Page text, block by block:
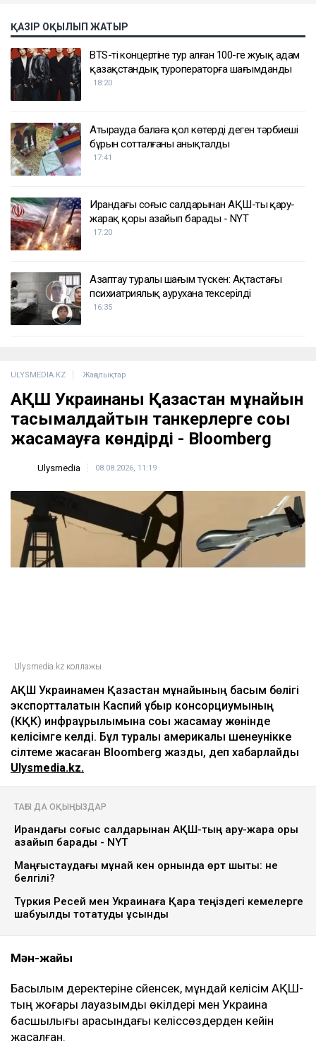
ҚАЗІР ОҚЫЛЫП ЖАТЫР
BTS-тің концертіне тур алған 100-ге жуық адам
қазақстандық туроператорға шағымданды
18:20
Атырауда балаға қол көтерді деген тәрбиеші
бұрын сотталғаны анықталды
17:41
Ирандағы соғыс салдарынан АҚШ-тың қару-
жарақ қоры азайып барады - NYT
17:20
Азаптау туралы шағым түскен: Ақтастағы
психиатриялық аурухана тексерілді
16:35
ULYSMEDIA.KZ Жаңалықтар
АҚШ Украинаны Қазақстан мұнайын
тасымалдайтын танкерлерге соққы
жасамауға көндірді - Bloomberg
Ulysmedia 08.08.2026, 11:19
Ulysmedia.kz коллажы
АҚШ Украинамен Қазақстан мұнайының басым бөлігі
экспортталатын Каспий құбыр консорциумының
(КҚК) инфрақұрылымына соққы жасамау жөнінде
келісімге келді. Бұл туралы америкалық шенеунікке
сілтеме жасаған Bloomberg жазды, деп хабарлайды
Ulysmedia.kz.
ТАҒЫ ДА ОҚЫҢЫЗДАР
Ирандағы соғыс салдарынан АҚШ-тың қару-жарақ қоры
азайып барады - NYT
Маңғыстаудағы мұнай кен орнында өрт шықты: не
белгілі?
Түркия Ресей мен Украинаға Қара теңіздегі кемелерге
шабуылды тоқтатуды ұсынды
Мән-жайы
Басылым деректеріне сүйенсек, мұндай келісім АҚШ-
тың жоғары лауазымды өкілдері мен Украина
басшылығы арасындағы келіссөздерден кейін
жасалған.